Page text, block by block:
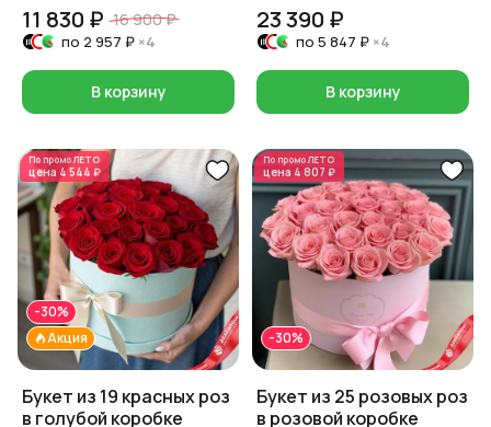
11 830 ₽ 16 900 ₽
по 2 957 ₽ ×4
В корзину
23 390 ₽
по 5 847 ₽ ×4
В корзину
По промоЛЕТО
цена 4 544 ₽
Акция
-30%
Букет из 19 красных роз
в голубой коробке
По промоЛЕТО
цена 4 807 ₽
-30%
Букет из 25 розовых роз
в розовой коробке